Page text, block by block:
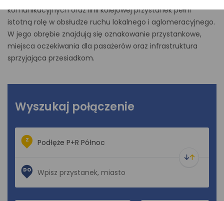
komunikacyjnych oraz linii kolejowej przystanek pełni
istotną rolę w obsłudze ruchu lokalnego i aglomeracyjnego.
W jego obrębie znajdują się oznakowanie przystankowe,
miejsca oczekiwania dla pasażerów oraz infrastruktura
sprzyjająca przesiadkom.
Wyszukaj połączenie
Z
DO